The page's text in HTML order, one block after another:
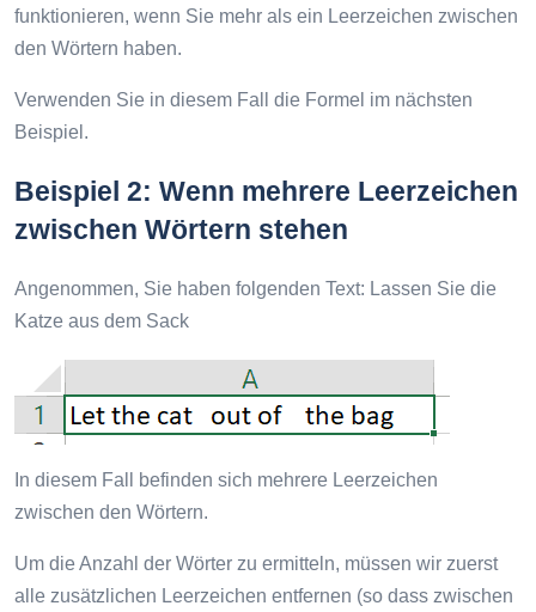
funktionieren, wenn Sie mehr als ein Leerzeichen zwischen
den Wörtern haben.
Verwenden Sie in diesem Fall die Formel im nächsten
Beispiel.
Beispiel 2: Wenn mehrere Leerzeichen
zwischen Wörtern stehen
Angenommen, Sie haben folgenden Text: Lassen Sie die
Katze aus dem Sack
In diesem Fall befinden sich mehrere Leerzeichen
zwischen den Wörtern.
Um die Anzahl der Wörter zu ermitteln, müssen wir zuerst
alle zusätzlichen Leerzeichen entfernen (so dass zwischen